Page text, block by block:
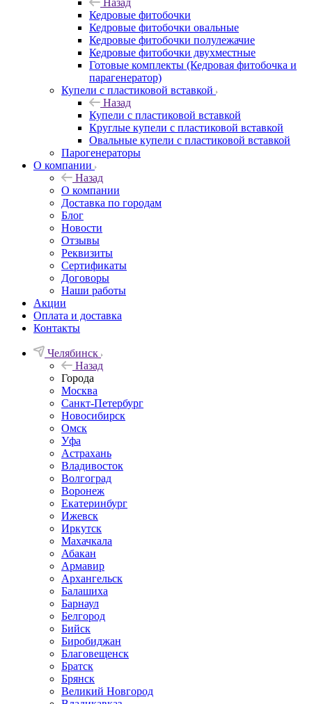
Назад
Кедровые фитобочки
Кедровые фитобочки овальные
Кедровые фитобочки полулежачие
Кедровые фитобочки двухместные
Готовые комплекты (Кедровая фитобочка и
парагенератор)
Купели с пластиковой вставкой
Назад
Купели с пластиковой вставкой
Круглые купели с пластиковой вставкой
Овальные купели с пластиковой вставкой
Парогенераторы
О компании
Назад
О компании
Доставка по городам
Блог
Новости
Отзывы
Реквизиты
Сертификаты
Договоры
Наши работы
Акции
Оплата и доставка
Контакты
Челябинск
Назад
Города
Москва
Санкт-Петербург
Новосибирск
Омск
Уфа
Астрахань
Владивосток
Волгоград
Воронеж
Екатеринбург
Ижевск
Иркутск
Махачкала
Абакан
Армавир
Архангельск
Балашиха
Барнаул
Белгород
Бийск
Биробиджан
Благовещенск
Братск
Брянск
Великий Новгород